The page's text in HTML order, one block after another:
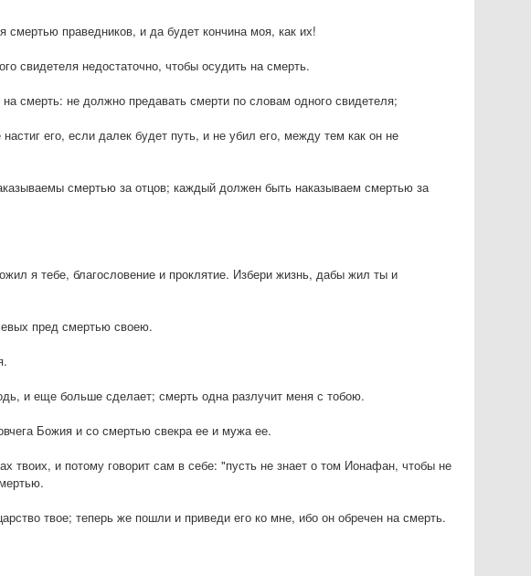
праведников, и да будет кончина моя, как их!
свидетеля недостаточно, чтобы осудить на смерть.
смерть: не должно предавать смерти по словам одного свидетеля;
его, если далек будет путь, и не убил его, между тем как он не
смертью за отцов; каждый должен быть наказываем смертью за
я тебе, благословение и проклятие. Избери жизнь, дабы жил ты и
пред смертью своею.
и еще больше сделает; смерть одна разлучит меня с тобою.
Божия и со смертью свекра ее и мужа ее.
твоих, и потому говорит сам в себе: "пусть не знает о том Ионафан, чтобы не
твое; теперь же пошли и приведи его ко мне, ибо он обречен на смерть.